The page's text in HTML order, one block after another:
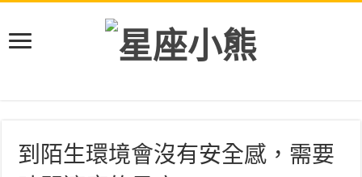
到陌生環境會沒有安全感，需要